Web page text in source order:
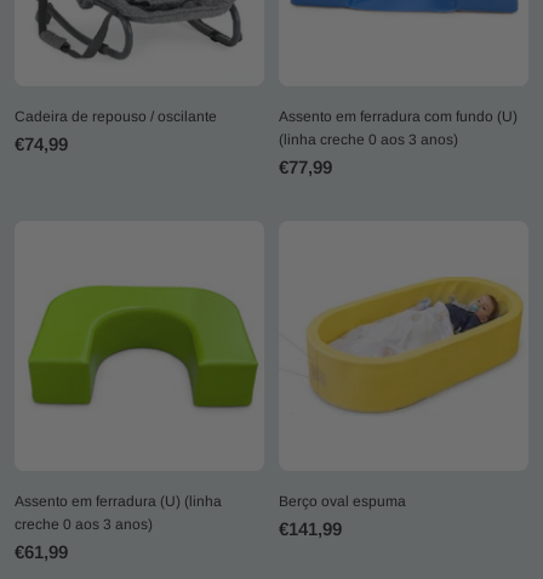
Cadeira de repouso / oscilante
Preço
€74,99
Assento em ferradura com fundo (U)
(linha creche 0 aos 3 anos)
Preço
€77,99
Assento em ferradura (U) (linha
creche 0 aos 3 anos)
Preço
€61,99
Berço oval espuma
Preço
€141,99